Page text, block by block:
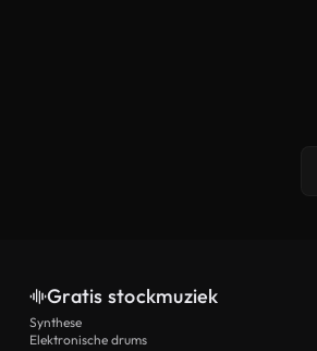
Gratis stockmuziek
Synthese
Elektronische drums